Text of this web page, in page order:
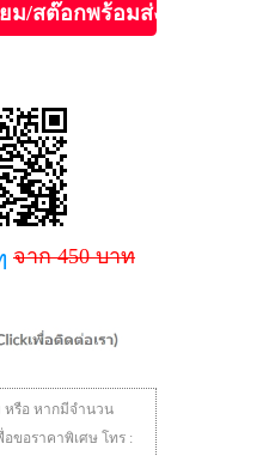
ม/สต๊อกพร้อมส่ง
จาก 450 บาท
หรือ หากมีจำนวน
ขอราคาพิเศษ โทร :